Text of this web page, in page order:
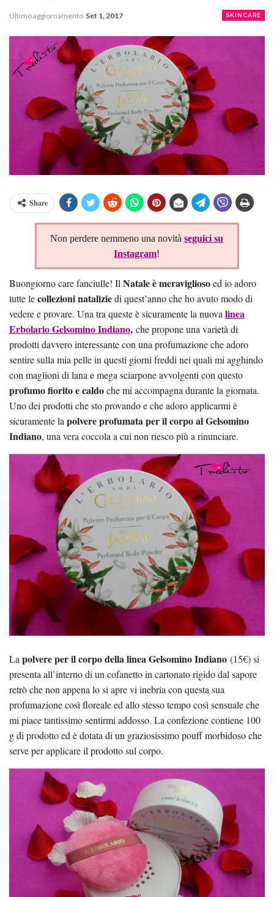
SKINCARE
Ultimo aggiornamento Set 1, 2017
Share
Non perdere nemmeno una novitàseguici su
Instagram!
Buongiorno care fanciulle! Il Natale è meravigliosoed io adoro
tutte lecollezioni nataliziedi quest’anno che ho avuto modo di
vedere e provare. Una tra queste è sicuramente la nuova linea
Erbolario Gelsomino Indiano, che propone una varietà di
prodotti davvero interessante con una profumazione che adoro
sentire sulla mia pelle in questi giorni freddi nei quali mi agghindo
con maglioni di lana e mega sciarpone avvolgenti con questo
profumo fiorito e caldoche mi accompagna durante la giornata.
Uno dei prodotti che sto provando e che adoro applicarmi è
sicuramente la polvere profumata per il corpo al Gelsomino
Indiano, una vera coccola a cui non riesco più a rinunciare.
La polvere per il corpo della linea Gelsomino Indiano (15€) si
presenta all’interno di un cofanetto in cartonato rigido dal sapore
retrò che non appena lo si apre vi inebria con questa sua
profumazione così floreale ed allo stesso tempo così sensuale che
mi piace tantissimo sentirmi addosso. La confezione contiene 100
g di prodotto ed è dotata di un graziosissimo pouff morbidoso che
serve per applicare il prodotto sul corpo.